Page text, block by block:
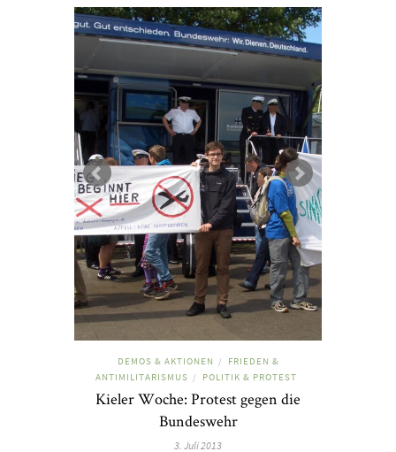
DEMOS & AKTIONEN /
FRIEDEN &
ANTIMILITARISMUS / POLITIK & PROTEST
Kieler Woche: Protest gegen die
Bundeswehr
3. Juli 2013